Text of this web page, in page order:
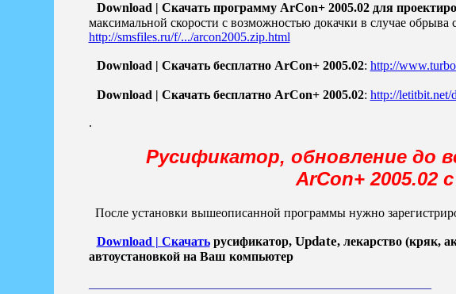
Download | Скачать программу ArCon+ 2005.02 для
максимальной скорости с возможностью докачки в случае обрыва
http://smsfiles.ru/f/.../arcon2005.zip.html
Download | Скачать бесплатно ArCon+ 2005.02: http://
Download | Скачать бесплатно ArCon+ 2005.02: http://letitbit.net/
.
Русификатор, обновление до
ArCon+ 2005.02
После установки вышеописанной программы нужно
Download | Скачатьрусификатор, Update, лекарство (кряк,
автоустановкой на Ваш компьютер